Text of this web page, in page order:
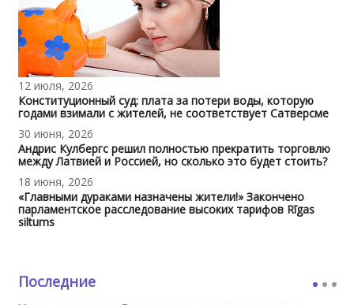
12 июля, 2026
Конституционный суд: плата за потери воды, которую
годами взимали с жителей, не соответствует Сатверсме
30 июня, 2026
Андрис Кулбергс решил полностью прекратить торговлю
между Латвией и Россией, но сколько это будет стоить?
18 июня, 2026
«Главными дураками назначены жители!» Закончено
парламентское расследование высоких тарифов Rīgas
siltums
Последние